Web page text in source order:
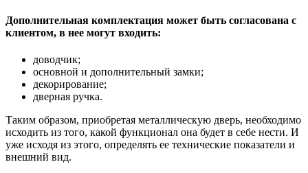
Дополнительная комплектация может быть согласована с
клиентом, в нее могут входить:
доводчик;
основной и дополнительный замки;
декорирование;
дверная ручка.
Таким образом, приобретая металлическую дверь, необходимо
исходить из того, какой функционал она будет в себе нести. И
уже исходя из этого, определять ее технические показатели и
внешний вид.